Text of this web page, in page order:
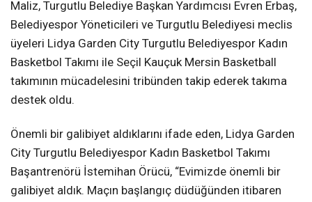
Maliz, Turgutlu Belediye Başkan Yardımcısı Evren Erbaş,
Belediyespor Yöneticileri ve Turgutlu Belediyesi meclis
üyeleri Lidya Garden City Turgutlu Belediyespor Kadın
Basketbol Takımı ile Seçil Kauçuk Mersin Basketball
takımının mücadelesini tribünden takip ederek takıma
destek oldu.
Önemli bir galibiyet aldıklarını ifade eden, Lidya Garden
City Turgutlu Belediyespor Kadın Basketbol Takımı
Başantrenörü İstemihan Örücü, “Evimizde önemli bir
galibiyet aldık. Maçın başlangıç düdüğünden itibaren